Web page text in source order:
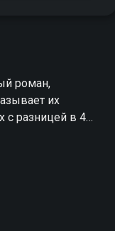
роман,
их
с разницей в 40